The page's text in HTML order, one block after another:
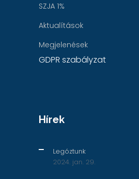
SZJA 1%
Aktualítások
Megjelenések
GDPR szabályzat
Hírek
Legóztunk
2024. jan. 29.